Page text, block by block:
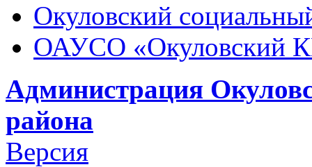
Окуловский
ОАУСО «Окуловский
Администрация
района
Версия